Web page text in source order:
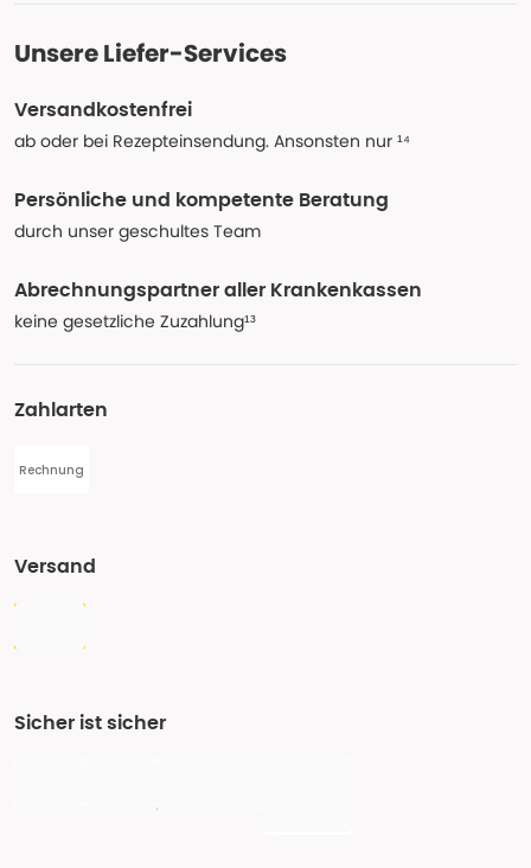
Unsere Liefer-Services
Versandkostenfrei
ab oder bei Rezepteinsendung. Ansonsten nur ¹⁴
Persönliche und kompetente Beratung
durch unser geschultes Team
Abrechnungspartner aller Krankenkassen
keine gesetzliche Zuzahlung¹³
Zahlarten
Rechnung
Versand
Sicher ist sicher